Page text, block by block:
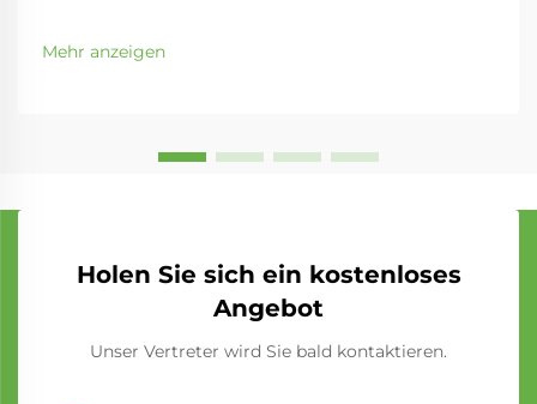
Mehr anzeigen
Holen Sie sich ein kostenloses
Angebot
Unser Vertreter wird Sie bald kontaktieren.